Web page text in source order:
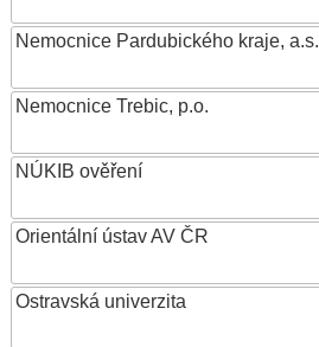
Nemocnice Pardubického kraje, a.s.
Nemocnice Trebic, p.o.
NÚKIB ověření
Orientální ústav AV ČR
Ostravská univerzita